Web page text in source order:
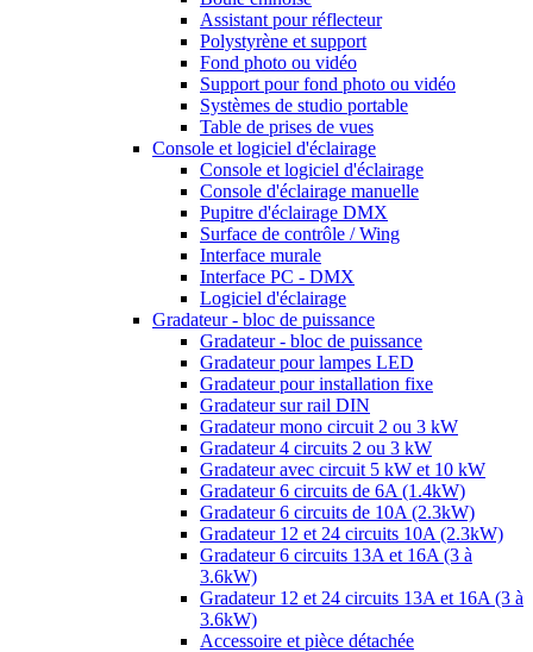
Assistant pour réflecteur
Polystyrène et support
Fond photo ou vidéo
Support pour fond photo ou vidéo
Systèmes de studio portable
Table de prises de vues
Console et logiciel d'éclairage
Console et logiciel d'éclairage
Console d'éclairage manuelle
Pupitre d'éclairage DMX
Surface de contrôle / Wing
Interface murale
Interface PC - DMX
Logiciel d'éclairage
Gradateur - bloc de puissance
Gradateur - bloc de puissance
Gradateur pour lampes LED
Gradateur pour installation fixe
Gradateur sur rail DIN
Gradateur mono circuit 2 ou 3 kW
Gradateur 4 circuits 2 ou 3 kW
Gradateur avec circuit 5 kW et 10 kW
Gradateur 6 circuits de 6A (1.4kW)
Gradateur 6 circuits de 10A (2.3kW)
Gradateur 12 et 24 circuits 10A (2.3kW)
Gradateur 6 circuits 13A et 16A (3 à
3.6kW)
Gradateur 12 et 24 circuits 13A et 16A (3 à
3.6kW)
Accessoire et pièce détachée